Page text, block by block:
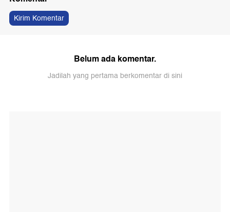
Kirim Komentar
Belum ada komentar.
Jadilah yang pertama berkomentar di sini